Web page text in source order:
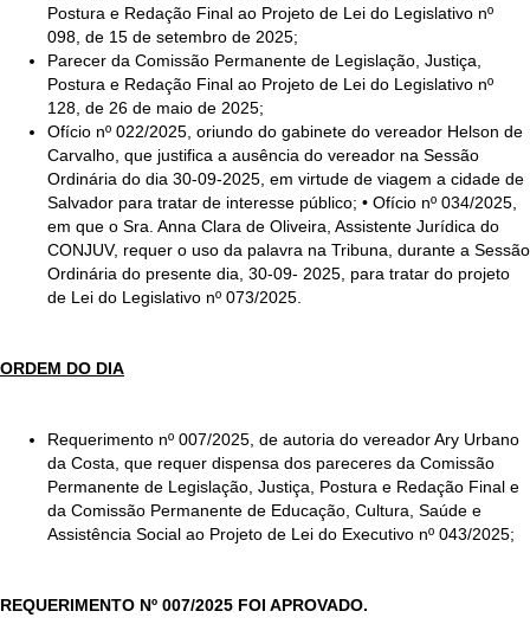
Postura e Redação Final ao Projeto de Lei do Legislativo nº
098, de 15 de setembro de 2025;
Parecer da Comissão Permanente de Legislação, Justiça,
Postura e Redação Final ao Projeto de Lei do Legislativo nº
128, de 26 de maio de 2025;
Ofício nº 022/2025, oriundo do gabinete do vereador Helson de
Carvalho, que justifica a ausência do vereador na Sessão
Ordinária do dia 30-09-2025, em virtude de viagem a cidade de
Salvador para tratar de interesse público; • Ofício nº 034/2025,
em que o Sra. Anna Clara de Oliveira, Assistente Jurídica do
CONJUV, requer o uso da palavra na Tribuna, durante a Sessão
Ordinária do presente dia, 30-09- 2025, para tratar do projeto
de Lei do Legislativo nº 073/2025.
ORDEM DO DIA
Requerimento nº 007/2025, de autoria do vereador Ary Urbano
da Costa, que requer dispensa dos pareceres da Comissão
Permanente de Legislação, Justiça, Postura e Redação Final e
da Comissão Permanente de Educação, Cultura, Saúde e
Assistência Social ao Projeto de Lei do Executivo nº 043/2025;
REQUERIMENTO Nº 007/2025 FOI APROVADO.